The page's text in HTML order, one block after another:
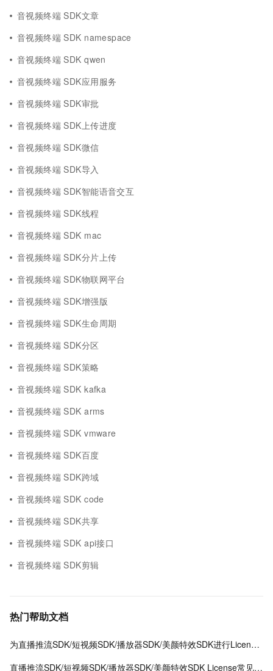
音视频终端 SDK文章
音视频终端 SDK namespace
音视频终端 SDK qwen
音视频终端 SDK应用服务
音视频终端 SDK审批
音视频终端 SDK上传进度
音视频终端 SDK微信
音视频终端 SDK导入
音视频终端 SDK智能语音交互
音视频终端 SDK线程
音视频终端 SDK mac
音视频终端 SDK分片上传
音视频终端 SDK物联网平台
音视频终端 SDK增强版
音视频终端 SDK生命周期
音视频终端 SDK分区
音视频终端 SDK策略
音视频终端 SDK kafka
音视频终端 SDK arms
音视频终端 SDK vmware
音视频终端 SDK百度
音视频终端 SDK跨域
音视频终端 SDK code
音视频终端 SDK共享
音视频终端 SDK api接口
音视频终端 SDK剪辑
热门帮助文档
为直播推流SDK/短视频SDK/播放器SDK/美颜特效SDK进行License授权
直播推流SDK/短视频SDK/播放器SDK/美颜特效SDK License常见问题